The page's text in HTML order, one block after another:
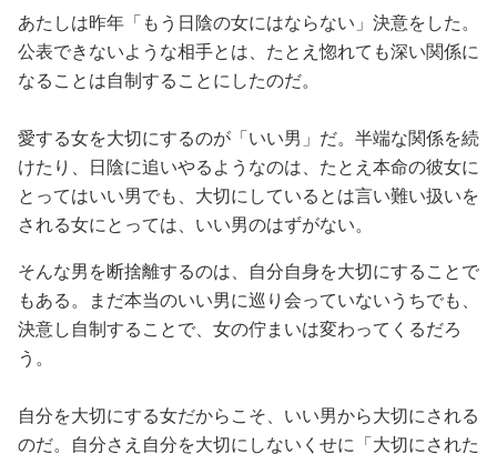
あたしは昨年「もう日陰の女にはならない」決意をした。
公表できないような相手とは、たとえ惚れても深い関係に
なることは自制することにしたのだ。
愛する女を大切にするのが「いい男」だ。半端な関係を続
けたり、日陰に追いやるようなのは、たとえ本命の彼女に
とってはいい男でも、大切にしているとは言い難い扱いを
される女にとっては、いい男のはずがない。
そんな男を断捨離するのは、自分自身を大切にすることで
もある。まだ本当のいい男に巡り会っていないうちでも、
決意し自制することで、女の佇まいは変わってくるだろ
う。
自分を大切にする女だからこそ、いい男から大切にされる
のだ。自分さえ自分を大切にしないくせに「大切にされた